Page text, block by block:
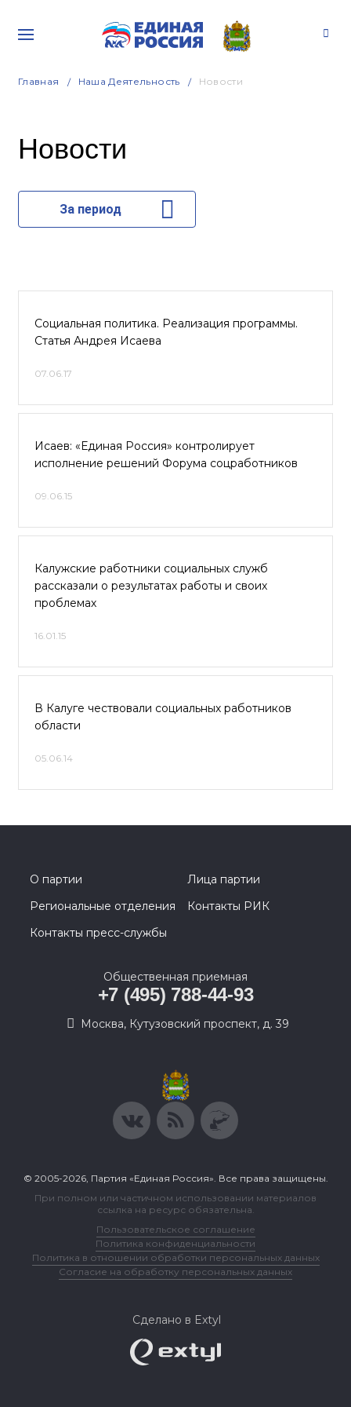
Главная Наша Деятельность Новости
Новости
За период
Социальная политика. Реализация программы.
Статья Андрея Исаева
07.06.17
Исаев: «Единая Россия» контролирует
исполнение решений Форума соцработников
09.06.15
Калужские работники социальных служб
рассказали о результатах работы и своих
проблемах
16.01.15
В Калуге чествовали социальных работников
области
05.06.14
О партии
Лица партии
Региональные отделения
Контакты РИК
Контакты пресс-службы
Общественная приемная
+7 (495) 788-44-93
Москва, Кутузовский проспект, д. 39
© 2005-2026, Партия «Единая Россия». Все права защищены.
При полном или частичном использовании материалов
ссылка на ресурс обязательна.
Пользовательское соглашение
Политика конфиденциальности
Политика в отношении обработки персональных данных
Согласие на обработку персональных данных
Сделано в Extyl